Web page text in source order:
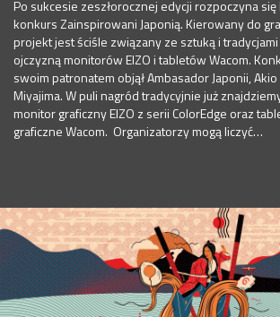
Po sukcesie zeszłorocznej edycji rozpoczyna
konkurs Zainspirowani Japonią. Kierowany do
projekt jest ściśle związany ze sztuką i tradycjami
ojczyzną monitorów EIZO i tabletów Wacom.
swoim patronatem objął Ambasador Japonii, Akio
Miyajima. W puli nagród tradycyjnie już
monitor graficzny EIZO z serii ColorEdge oraz
graficzne Wacom. Organizatorzy mogą liczyć…